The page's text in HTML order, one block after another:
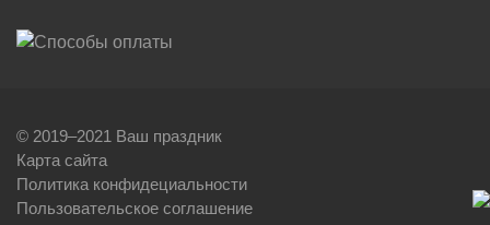
© 2019–2021 Ваш праздник
Карта сайта
Политика конфидециальности
Пользовательское соглашение